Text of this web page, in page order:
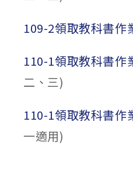
109-2領取教科書作
110-1領取教科書作
二、三)
110-1領取教科書作
一適用)